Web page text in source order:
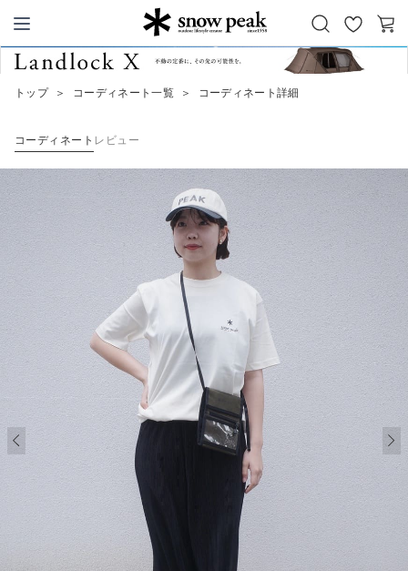
Snow Peak
お
気
カ
トップ ＞ コーディネート一覧 ＞ コーディネート詳細
コーディネート レビュー